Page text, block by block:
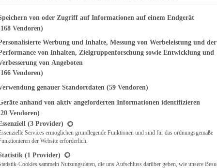
WINTER
mit Grand-
finden Sie eine Liste der Zwecke des IAB Transparency and
von oder Zugriff auf Informationen auf einem Endgerät
Vendoren)
Werbung und Inhalte, Messung von Werbeleistung und der
von Inhalten, Zielgruppenforschung sowie Entwicklung und
von Angeboten
Vendoren)
genauer Standortdaten (59 Vendoren)
anhand von aktiv angeforderten Informationen identifizieren
Vendoren)
eine Liste der Service-Gruppen, für die eine Einwilligung erteilt werden
(3 Provider)
Services ermöglichen grundlegende Funktionen und sind für das ordnungsgemäße
der Website erforderlich.
(1 Provider)
Cookies sammeln Nutzungsdaten, die uns Aufschluss darüber geben, wie unsere